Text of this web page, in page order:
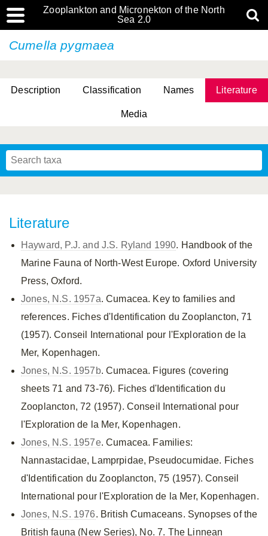
Zooplankton and Micronekton of the North
Sea 2.0
Cumella pygmaea
Description Classification Names Literature
Media
Literature
Hayward, P.J. and J.S. Ryland 1990. Handbook of the
Marine Fauna of North-West Europe. Oxford University
Press, Oxford.
Jones, N.S. 1957a. Cumacea. Key to families and
references. Fiches d'Identification du Zooplancton, 71
(1957). Conseil International pour l'Exploration de la
Mer, Kopenhagen.
Jones, N.S. 1957b. Cumacea. Figures (covering
sheets 71 and 73-76). Fiches d'Identification du
Zooplancton, 72 (1957). Conseil International pour
l'Exploration de la Mer, Kopenhagen.
Jones, N.S. 1957e. Cumacea. Families:
Nannastacidae, Lamprpidae, Pseudocumidae. Fiches
d'Identification du Zooplancton, 75 (1957). Conseil
International pour l'Exploration de la Mer, Kopenhagen.
Jones, N.S. 1976. British Cumaceans. Synopses of the
British fauna (New Series), No. 7. The Linnean